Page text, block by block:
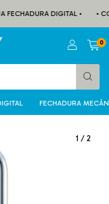
DIGITAL • •
0
FECHADURA
1 /2